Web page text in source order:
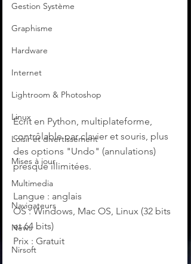
Gestion Système
Graphisme
Hardware
Internet
Lightroom & Photoshop
Linux
Loisir et divertissement
Mises à jour
Multimedia
Navigateurs
News
Nirsoft
Écrit en Python, multiplateforme,
contrôlable par clavier et souris, plus
des options "Undo" (annulations)
presque illimitées.
Langue : anglais
OS : Windows, Mac OS, Linux (32 bits
et 64 bits)
Prix : Gratuit